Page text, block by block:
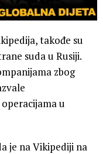
takođe su
suda u Rusiji.
zbog
u
je na Vikipediji na